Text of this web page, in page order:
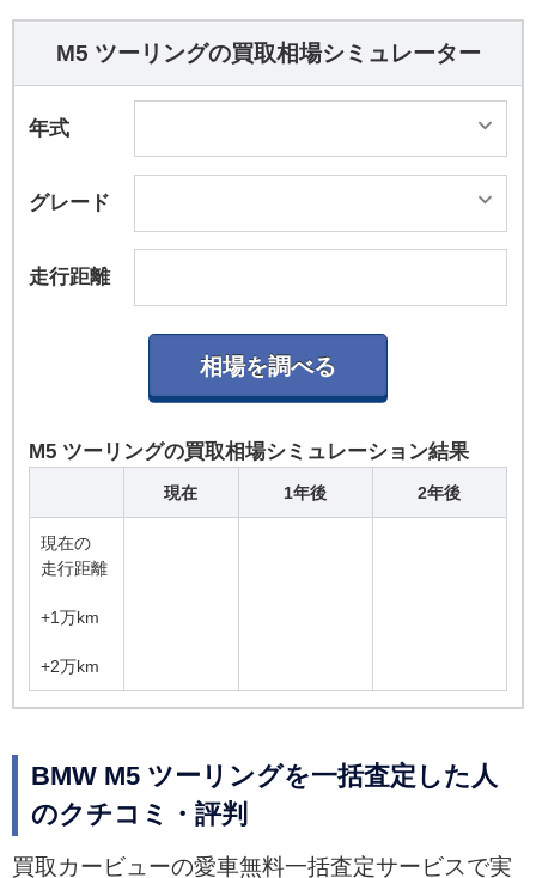
M5 ツーリングの買取相場シミュレーター
年式
グレード
走行距離
M5 ツーリングの買取相場シミュレーション結果
現在 1年後 2年後
現在の
走行距離
+1万km
+2万km
BMW M5 ツーリングを一括査定した人
のクチコミ・評判
買取カービューの愛車無料一括査定サービスで実